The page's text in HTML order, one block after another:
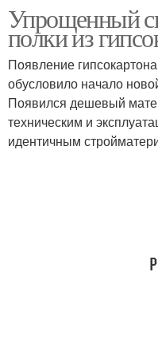
Полки к стене
Стены при установке
Упрощенный
полки из
Появление
обусловило начало
Появился дешевый
техническим и
идентичным